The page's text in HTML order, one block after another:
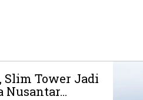
Slim Tower Jadi
Nusantar...